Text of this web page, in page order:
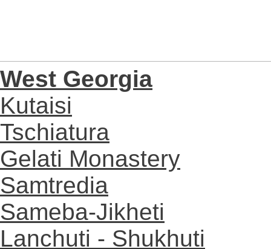
West Georgia
Kutaisi
Tschiatura
Gelati Monastery
Samtredia
Sameba-Jikheti
Lanchuti - Shukhuti